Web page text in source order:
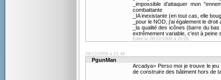
_impossible d'attaquer mon
combattante
_IA inexistante (en tout cas, elle
_pour le NOD, j'ai également le
_la qualité des icônes (barre du
extrêmement variable, c'est à peine
Edité le 26/12/2009 à 20:05
26/12/2009 à 21:48
PgunMan
Arcadya> Perso moi je trouve le
de construire des bâtiment hors de